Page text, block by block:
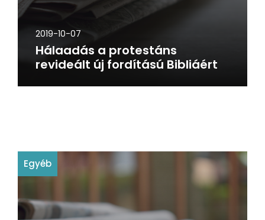
2019-10-07
Hálaadás a protestáns
revideált új fordítású Bibliáért
Egyéb